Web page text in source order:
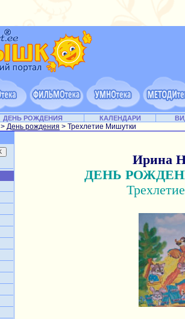
ДЕНЬ РОЖДЕНИЯ КАЛЕНДАРИ
> День рождения > Трехлетие Мишутки
Ирина
ДЕНЬ